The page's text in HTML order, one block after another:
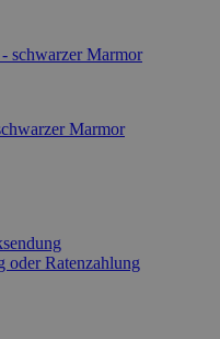
Marmor
oder Ratenzahlung